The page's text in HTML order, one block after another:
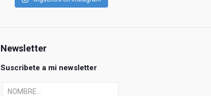
Newsletter
Suscribete a mi newsletter